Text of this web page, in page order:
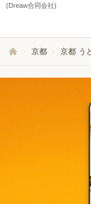
(Dreaw合同会社)
京都 京都 う